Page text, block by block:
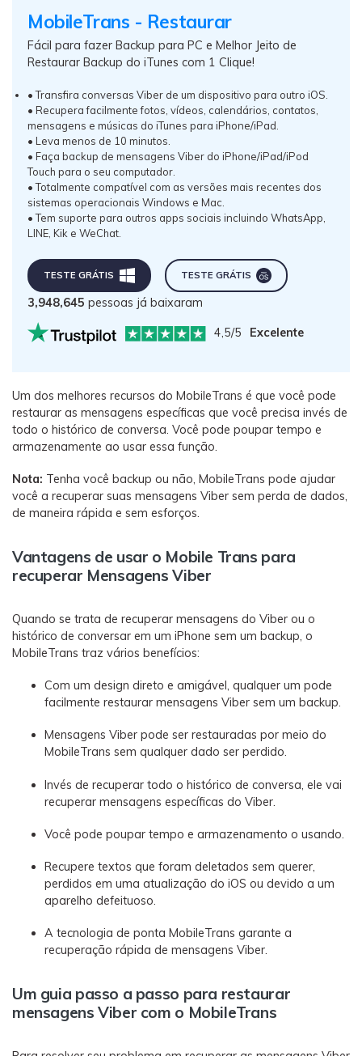
MobileTrans - Restaurar
Fácil para fazer Backup para PC e Melhor Jeito de
Restaurar Backup do iTunes com 1 Clique!
• Transfira conversas Viber de um dispositivo para outro iOS.
• Recupera facilmente fotos, vídeos, calendários, contatos,
mensagens e músicas do iTunes para iPhone/iPad.
• Leva menos de 10 minutos.
• Faça backup de mensagens Viber do iPhone/iPad/iPod
Touch para o seu computador.
• Totalmente compatível com as versões mais recentes dos
sistemas operacionais Windows e Mac.
• Tem suporte para outros apps sociais incluindo WhatsApp,
LINE, Kik e WeChat.
TESTE GRÁTIS TESTE GRÁTIS
3,948,645 pessoas já baixaram
4,5/5 Excelente
Um dos melhores recursos do MobileTrans é que você pode
restaurar as mensagens específicas que você precisa invés de
todo o histórico de conversa. Você pode poupar tempo e
armazenamente ao usar essa função.
Nota: Tenha você backup ou não, MobileTrans pode ajudar
você a recuperar suas mensagens Viber sem perda de dados,
de maneira rápida e sem esforços.
Vantagens de usar o Mobile Trans para
recuperar Mensagens Viber
Quando se trata de recuperar mensagens do Viber ou o
histórico de conversar em um iPhone sem um backup, o
MobileTrans traz vários benefícios:
Com um design direto e amigável, qualquer um pode
facilmente restaurar mensagens Viber sem um backup.
Mensagens Viber pode ser restauradas por meio do
MobileTrans sem qualquer dado ser perdido.
Invés de recuperar todo o histórico de conversa, ele vai
recuperar mensagens específicas do Viber.
Você pode poupar tempo e armazenamento o usando.
Recupere textos que foram deletados sem querer,
perdidos em uma atualização do iOS ou devido a um
aparelho defeituoso.
A tecnologia de ponta MobileTrans garante a
recuperação rápida de mensagens Viber.
Um guia passo a passo para restaurar
mensagens Viber com o MobileTrans